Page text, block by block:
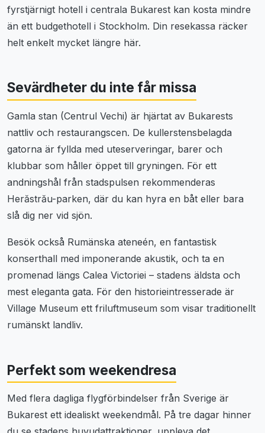
fyrstjärnigt hotell i centrala Bukarest kan kosta mindre
än ett budgethotell i Stockholm. Din resekassa räcker
helt enkelt mycket längre här.
Sevärdheter du inte får missa
Gamla stan (Centrul Vechi) är hjärtat av Bukarests
nattliv och restaurangscen. De kullerstensbelagda
gatorna är fyllda med uteserveringar, barer och
klubbar som håller öppet till gryningen. För ett
andningshål från stadspulsen rekommenderas
Herăstrău-parken, där du kan hyra en båt eller bara
slå dig ner vid sjön.
Besök också Rumänska ateneén, en fantastisk
konserthall med imponerande akustik, och ta en
promenad längs Calea Victoriei – stadens äldsta och
mest eleganta gata. För den historieintresserade är
Village Museum ett friluftmuseum som visar traditionellt
rumänskt landliv.
Perfekt som weekendresa
Med flera dagliga flygförbindelser från Sverige är
Bukarest ett idealiskt weekendmål. På tre dagar hinner